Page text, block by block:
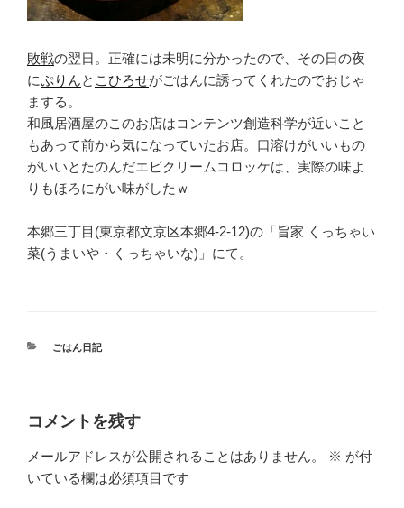
敗戦の翌日。正確には未明に分かったので、その日の夜
にぷりんと こひろせがごはんに誘ってくれたのでおじゃ
まする。
和風居酒屋のこのお店はコンテンツ創造科学が近いこと
もあって前から気になっていたお店。口溶けがいいもの
がいいとたのんだエビクリームコロッケは、実際の味よ
りもほろにがい味がしたｗ
本郷三丁目(東京都文京区本郷4-2-12)の「旨家 くっちゃい
菜(うまいや・くっちゃいな)」にて。
カ
ごはん日記
コメントを残す
メールアドレスが公開されることはありません。 ※ が付
いている欄は必須項目です